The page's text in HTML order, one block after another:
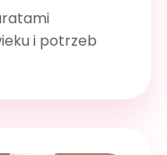
i potrzeb